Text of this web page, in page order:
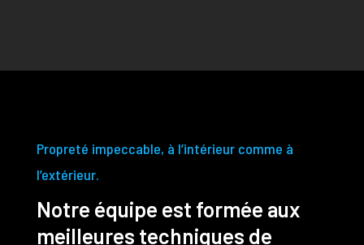
Propreté impeccable, à l’intérieur comme à
l’extérieur.
Notre équipe est formée aux
meilleures techniques de